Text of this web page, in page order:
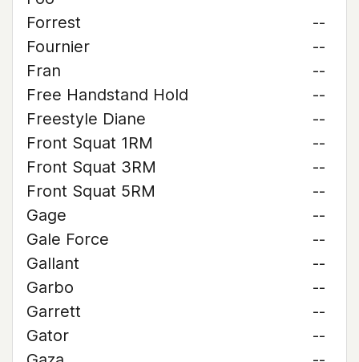
Forrest
--
Fournier
--
Fran
--
Free Handstand Hold
--
Freestyle Diane
--
Front Squat 1RM
--
Front Squat 3RM
--
Front Squat 5RM
--
Gage
--
Gale Force
--
Gallant
--
Garbo
--
Garrett
--
Gator
--